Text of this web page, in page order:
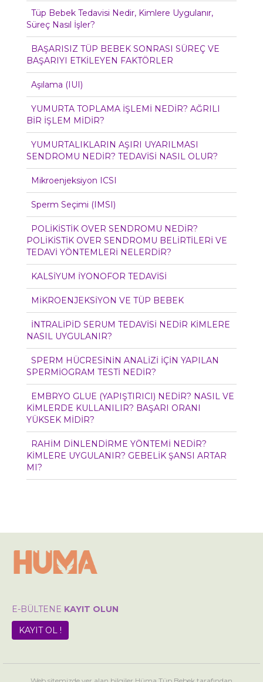
Tüp Bebek Tedavisi Nedir, Kimlere Uygulanır,
Süreç Nasıl İşler?
BAŞARISIZ TÜP BEBEK SONRASI SÜREÇ VE
BAŞARIYI ETKİLEYEN FAKTÖRLER
Aşılama (IUI)
YUMURTA TOPLAMA İŞLEMİ NEDİR? AĞRILI
BİR İŞLEM MİDİR?
YUMURTALIKLARIN AŞIRI UYARILMASI
SENDROMU NEDİR? TEDAVİSİ NASIL OLUR?
Mikroenjeksiyon ICSI
Sperm Seçimi (IMSI)
POLİKİSTİK OVER SENDROMU NEDİR?
POLİKİSTİK OVER SENDROMU BELİRTİLERİ VE
TEDAVİ YÖNTEMLERİ NELERDİR?
KALSİYUM İYONOFOR TEDAVİSİ
MİKROENJEKSİYON VE TÜP BEBEK
İNTRALİPİD SERUM TEDAVİSİ NEDİR KİMLERE
NASIL UYGULANIR?
SPERM HÜCRESİNİN ANALİZİ İÇİN YAPILAN
SPERMİOGRAM TESTİ NEDİR?
EMBRYO GLUE (YAPIŞTIRICI) NEDİR? NASIL VE
KİMLERDE KULLANILIR? BAŞARI ORANI
YÜKSEK MİDİR?
RAHİM DİNLENDİRME YÖNTEMİ NEDİR?
KİMLERE UYGULANIR? GEBELİK ŞANSI ARTAR
MI?
E-BÜLTENE KAYIT OLUN
KAYIT OL !